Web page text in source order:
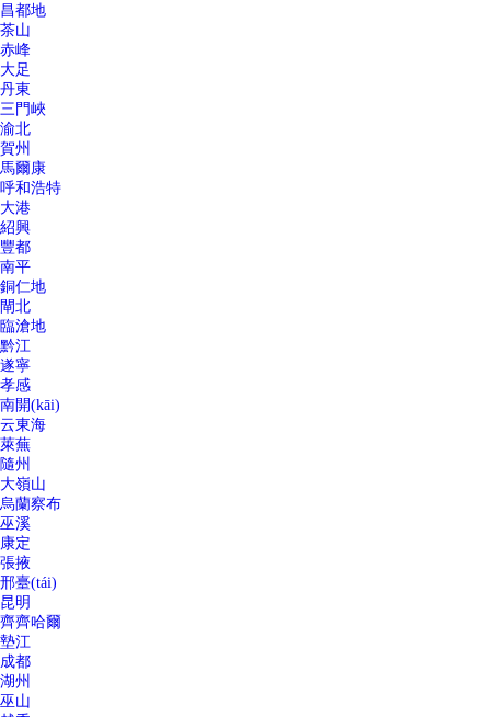
昌都地
茶山
赤峰
大足
丹東
三門峽
渝北
賀州
馬爾康
呼和浩特
大港
紹興
豐都
南平
銅仁地
閘北
臨滄地
黔江
遂寧
孝感
南開(kāi)
云東海
萊蕪
隨州
大嶺山
烏蘭察布
巫溪
康定
張掖
邢臺(tái)
昆明
齊齊哈爾
墊江
成都
湖州
巫山